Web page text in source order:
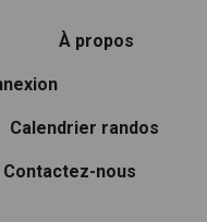
À propos
Calendrier randos
Contactez-nous